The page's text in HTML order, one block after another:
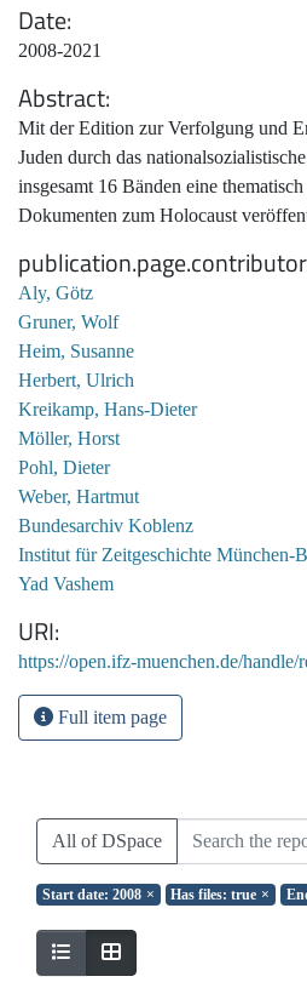
Date
2008-2021
Abstract
Mit der Edition zur Verfolgung und
Juden durch das
insgesamt 16 Bänden eine
Dokumenten zum Holocaust
Aly, Götz
Gruner, Wolf
Heim, Susanne
Herbert, Ulrich
Kreikamp, Hans-Dieter
Möller, Horst
Pohl, Dieter
Weber, Hartmut
Bundesarchiv Koblenz
Institut für Zeitgeschichte München-
Yad Vashem
URI
https://open.ifz-muenchen.de/handle/
Full item page
All of DSpace
Start date: 2008 × Has files: true ×